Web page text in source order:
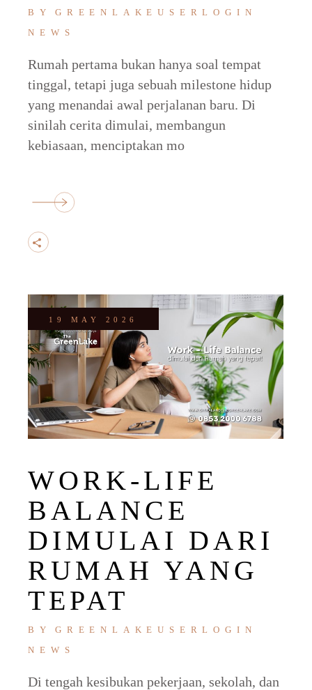
BY
GREENLAKEUSERLOGIN
NEWS
Rumah pertama bukan hanya soal tempat
tinggal, tetapi juga sebuah milestone hidup
yang menandai awal perjalanan baru. Di
sinilah cerita dimulai, membangun
kebiasaan, menciptakan mo
19 MAY 2026
WORK-LIFE
BALANCE
DIMULAI DARI
RUMAH YANG
TEPAT
BY
GREENLAKEUSERLOGIN
NEWS
Di tengah kesibukan pekerjaan, sekolah, dan